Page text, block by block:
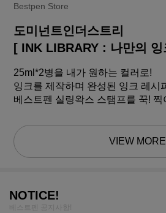
Bestpen Store
도미넌트인더스트리
[ INK LIBRARY : 나만의 잉
25ml*2병을 내가 원하는 컬러로!
잉크를 제작하며 완성된 잉크 레시
베스트펜 실링왁스 스탬프를 꾹!
VIEW MORE
NOTICE!
베스트펜 공지사항!